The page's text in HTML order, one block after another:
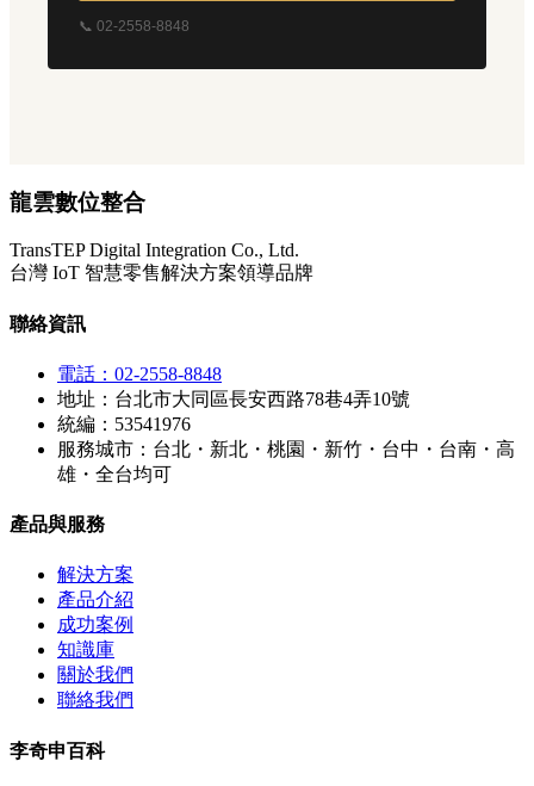
📞 02-2558-8848
龍雲數位整合
TransTEP Digital Integration Co., Ltd.
台灣 IoT 智慧零售解決方案領導品牌
聯絡資訊
電話：02-2558-8848
地址：台北市大同區長安西路78巷4弄10號
統編：53541976
服務城市：台北・新北・桃園・新竹・台中・台南・高
雄・全台均可
產品與服務
解決方案
產品介紹
成功案例
知識庫
關於我們
聯絡我們
李奇申百科